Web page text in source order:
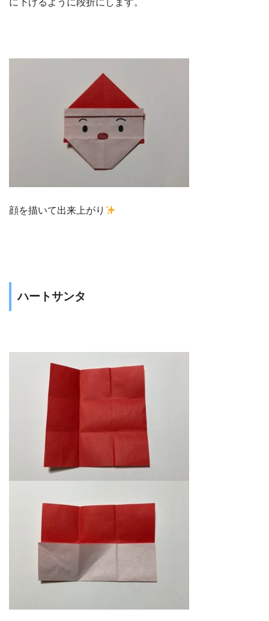
に下げるように段折にします。
顔を描いて出来上がり
ハートサンタ